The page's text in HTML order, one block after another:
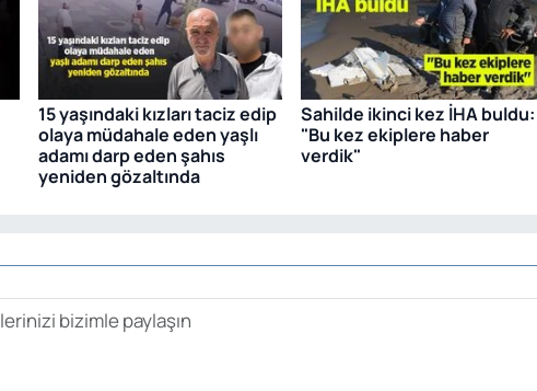
15 yaşındaki kızları taciz edip
olaya müdahale eden yaşlı
adamı darp eden şahıs
yeniden gözaltında
Sahilde ikinci kez İHA buldu:
"Bu kez ekiplere haber
verdik"